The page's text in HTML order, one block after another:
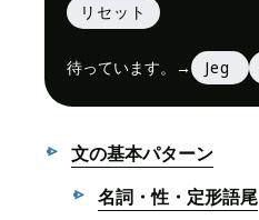
リセット
待っています。 → Jeg
文の基本パターン
名詞・性・定形語尾